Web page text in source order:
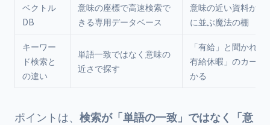
ベクトル
DB
意味の座標で高速検索で
きる専用データベース
意味の近い資料が隣
に並ぶ魔法の棚
キーワー
ド検索と
の違い
単語一致ではなく意味の
近さで探す
「有給」と聞かれて
有給休暇」のカード
かる
ポイントは、 検索が「単語の一致」ではなく「意